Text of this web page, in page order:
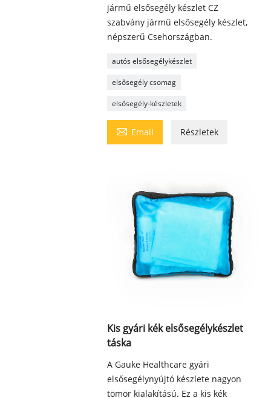
jármű elsősegély készlet CZ
szabvány jármű elsősegély készlet,
népszerű Csehországban.
autós elsősegélykészlet
elsősegély csomag
elsősegély-készletek
 Email Részletek
Kis gyári kék elsősegélykészlet
táska
A Gauke Healthcare gyári
elsősegélynyújtó készlete nagyon
tömör kialakítású. Ez a kis kék